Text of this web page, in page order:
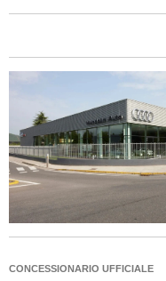
CONCESSIONARIO UFFICIALE